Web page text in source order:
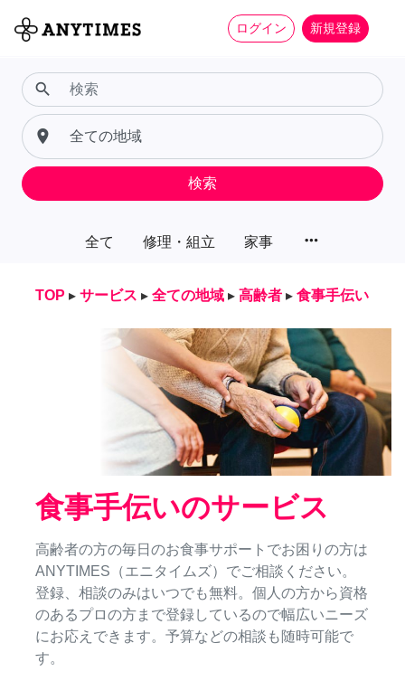
ログイン 新規登録
全て 修理・組立 家事 more_horiz
search
place
検索
TOP ▸ サービス ▸ 全ての地域 ▸ 高齢者 ▸ 食事手伝い
食事手伝いのサービス
高齢者の方の毎日のお食事サポートでお困りの方は
ANYTIMES（エニタイムズ）でご相談ください。
登録、相談のみはいつでも無料。個人の方から資格
のあるプロの方まで登録しているので幅広いニーズ
にお応えできます。予算などの相談も随時可能で
す。